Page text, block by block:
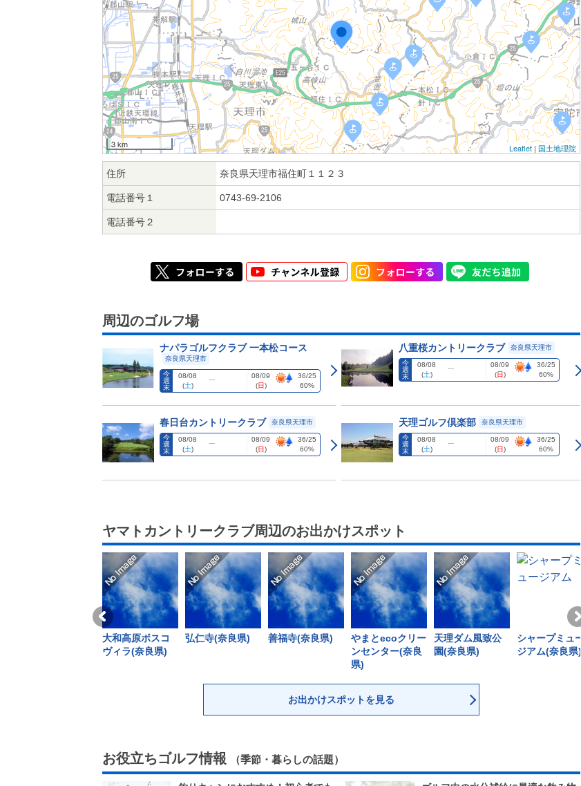
3 km Leaflet | 国土地理院
住所 奈良県天理市福住町１１２３
電話番号１ 0743-69-2106
電話番号２
周辺のゴルフ場
ナパラゴルフクラブ 一本松コース
奈良県天理市
今
週
末
08/08
(土)
---
08/09
(日)
36/25
60%
八重桜カントリークラブ
奈良県天理市
今
週
末
08/08
(土)
---
08/09
(日)
36/25
60%
春日台カントリークラブ
奈良県天理市
今
週
末
08/08
(土)
---
08/09
(日)
36/25
60%
天理ゴルフ倶楽部
奈良県天理市
今
週
末
08/08
(土)
---
08/09
(日)
36/25
60%
ヤマトカントリークラブ周辺のお出かけスポット
大和高原ボスコ
ヴィラ(奈良県)
弘仁寺(奈良県) 善福寺(奈良県)
やまとecoクリー
ンセンター(奈良
県)
天理ダム風致公
園(奈良県)
シャープミュー
ジアム(奈良県)
お出かけスポットを見る
お役立ちゴルフ情報 （季節・暮らしの話題）